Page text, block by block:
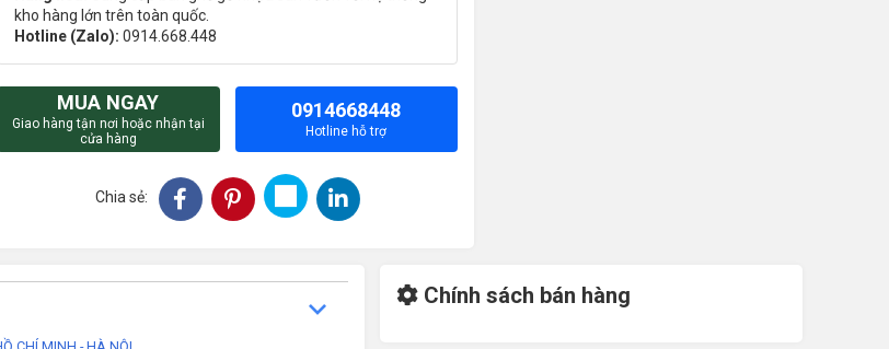
kho hàng lớn trên toàn quốc.
Hotline (Zalo): 0914.668.448
MUA NGAY
Giao hàng tận nơi hoặc nhận tại
cửa hàng
0914668448
Hotline hỗ trợ
Chia sẻ:
Chính sách bán hàng